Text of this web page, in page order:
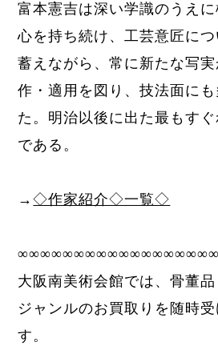
富本憲吉は深い学識のうえ
心を持ち続け、工芸意匠に
蓄えながら、常に新たな写
作・適用を図り、技法面に
た。明治以後に出た最もす
である。
→◇作家紹介◇一覧◇
大阪南美術会館では、骨董
ジャンルのお買取りを随時
す。